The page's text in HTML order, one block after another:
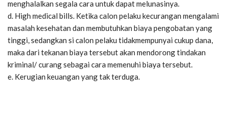
menghalalkan segala cara untuk dapat melunasinya.
d. High medical bills. Ketika calon pelaku kecurangan mengalami
masalah kesehatan dan membutuhkan biaya pengobatan yang
tinggi, sedangkan si calon pelaku tidakmempunyai cukup dana,
maka dari tekanan biaya tersebut akan mendorong tindakan
kriminal/ curang sebagai cara memenuhi biaya tersebut.
e. Kerugian keuangan yang tak terduga.